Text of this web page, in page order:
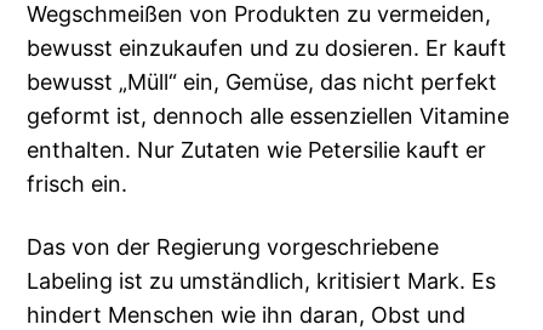
Wegschmeißen von Produkten zu vermeiden,
bewusst einzukaufen und zu dosieren. Er kauft
bewusst „Müll“ ein, Gemüse, das nicht perfekt
geformt ist, dennoch alle essenziellen Vitamine
enthalten. Nur Zutaten wie Petersilie kauft er
frisch ein.
Das von der Regierung vorgeschriebene
Labeling ist zu umständlich, kritisiert Mark. Es
hindert Menschen wie ihn daran, Obst und